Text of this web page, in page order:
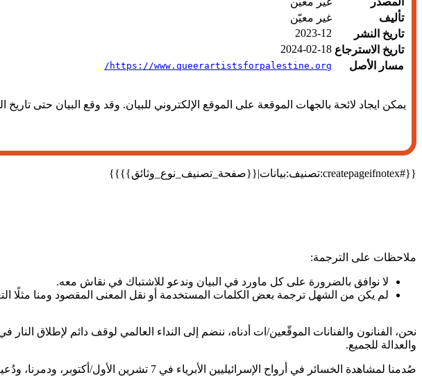
تأليف
غير معيّن
تاريخ النشر
2023-12
تاريخ الاسترجاع 2024-02-18
مسار الأصل
https://www.queerartistsforpalestine.org/
يمكن ايجاد لائحة بالجهات الموقعة على الموقع الإلكتروني للبيان. وقد وقع البيان حتى تاريخ النشر 240 جهة/ شخصًا مع بقائه مفتوحًا
{{#createpageifnotex:تصنيف:بيانات|{{صفحة_تصنيف_نوع_وثائق}}}}
ملاحظات على الترجمة:
لا نوافق بالضرورة على كل ماورد في البيان وندعو للاشتباك في نقاش معه.
لم يكن من الشهل ترجمة بعض الكلمات المستخدمة أو نقل المعنى المقصود ومنا مثلًا
نحن، الفنانون والفنانات الموقّعين/ات أدناه، ننضم إلى النداء العالمي لوقف دائم لإطلاق
والعدالة للجميع.
صُدمنا لمشاهدة الخسائر في أرواح الإسرائيليين الأبرياء في 7 تشرين الأول/أكتوبر، ودمرنا، ودُعينا إلى المبادرة، ومن ثم إلى مشاهدة إسرائيل تشن هجومها على المدنيين الأبرياء في غزة كل يوم منذ ذلك الحين.